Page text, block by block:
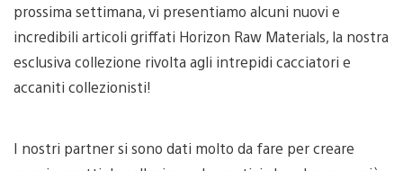
prossima settimana, vi presentiamo alcuni nuovi e
incredibili articoli griffati Horizon Raw Materials, la nostra
esclusiva collezione rivolta agli intrepidi cacciatori e
accaniti collezionisti!
I nostri partner si sono dati molto da fare per creare